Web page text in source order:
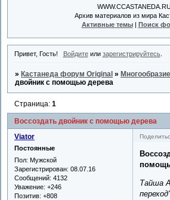
Архив материалов из мира
Активные темы| Поиск
Привет, Гость! Войдитеили зарегистрируйтесь.
» Кастанеда форум Original »
двойник с помощью дерева
Воссоздать двойник с помощью дерева
Страница:1
Viator
Постоянные
Пол: Мужской
Зарегистрирован: 08.07.16
Сообщений: 4132
Уважение: +246
Позитив: +808
Тайша